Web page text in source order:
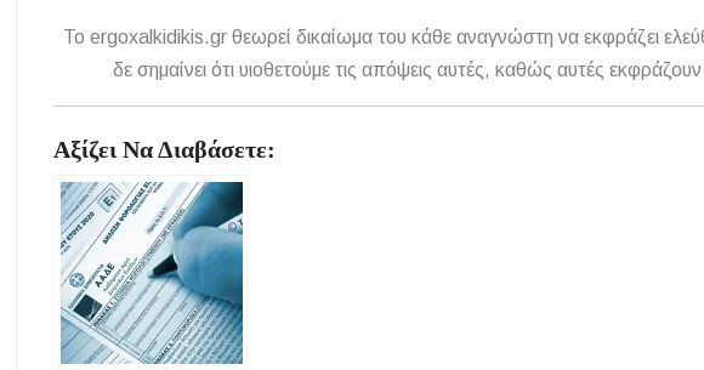
To ergoxalkidikis.gr θεωρεί δικαίωμα του κάθε αναγνώστη να εκφράζει
δε σημαίνει ότι υιοθετούμε τις απόψεις αυτές, καθώς αυτές
Αξίζει Να Διαβάσετε: